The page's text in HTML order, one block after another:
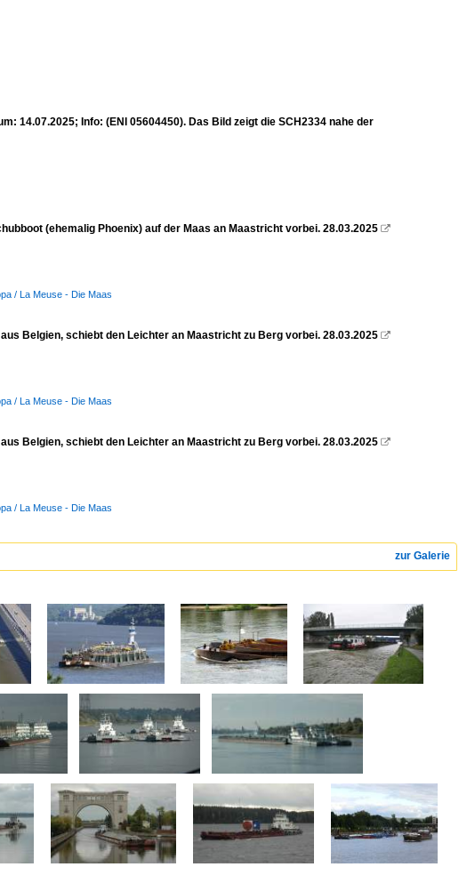
14.07.2025; Info: (ENI 05604450). Das Bild zeigt die SCH2334 nahe der
(ehemalig Phoenix) auf der Maas an Maastricht vorbei. 28.03.2025 
/ La Meuse - Die Maas
Belgien, schiebt den Leichter an Maastricht zu Berg vorbei. 28.03.2025 
/ La Meuse - Die Maas
Belgien, schiebt den Leichter an Maastricht zu Berg vorbei. 28.03.2025 
/ La Meuse - Die Maas
zur Galerie